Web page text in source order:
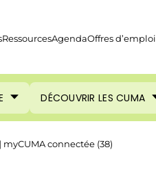
RessourcesAgendaOffres d’emploi
DÉCOUVRIR LES CUMA
connectée (38)